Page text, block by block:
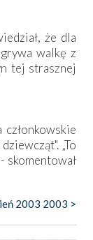
że dla
walkę z
tej strasznej
„To
skomentował
2003 2003 >